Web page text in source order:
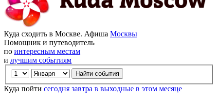
Куда сходить в Москве. Афиша Москвы
Помощник и путеводитель
по интересным местам
и лучшим событиям
Куда пойти сегодня завтра в выходные в этом месяце